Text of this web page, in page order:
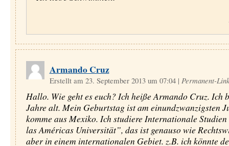
Armando Cruz
Erstellt am 23. September 2013 um 07:04 | Permanent-
Hallo. Wie geht es euch? Ich heiße Armando Cruz. Ich
Jahre alt. Mein Geburtstag ist am einundzwanzigsten
komme aus Mexiko. Ich studiere Internationale
las Américas Universität”, das ist genauso wie
aber in einem internationalen Gebiet. z.B. ich könnte